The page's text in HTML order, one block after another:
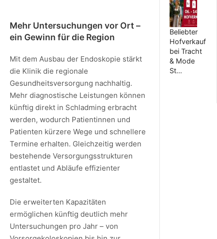
Mehr Untersuchungen vor Ort –
ein Gewinn für die Region
Mit dem Ausbau der Endoskopie stärkt
die Klinik die regionale
Gesundheitsversorgung nachhaltig.
Mehr diagnostische Leistungen können
künftig direkt in Schladming erbracht
werden, wodurch Patientinnen und
Patienten kürzere Wege und schnellere
Termine erhalten. Gleichzeitig werden
bestehende Versorgungsstrukturen
entlastet und Abläufe effizienter
gestaltet.
Die erweiterten Kapazitäten
ermöglichen künftig deutlich mehr
Untersuchungen pro Jahr – von
Beliebter
Hofverkauf
bei Tracht
& Mode
St…